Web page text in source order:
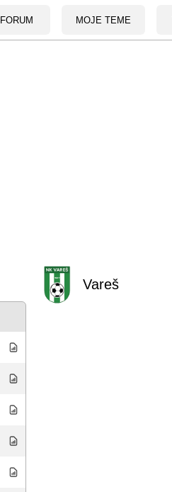
FORUM MOJE TEME
Vareš